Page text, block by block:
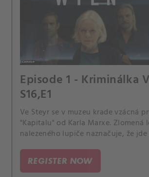
Episode 1 - Kriminálka
S16,E1
Ve Steyr se v muzeu krade vzácná
"Kapitalu" od Karla Marxe. Zlomená
nalezeného lupiče naznačuje, že
REGISTER NOW